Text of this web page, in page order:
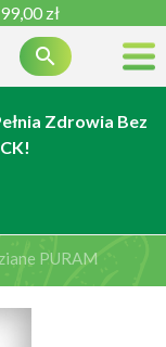
zł

Zdrowia Bez
PURAM